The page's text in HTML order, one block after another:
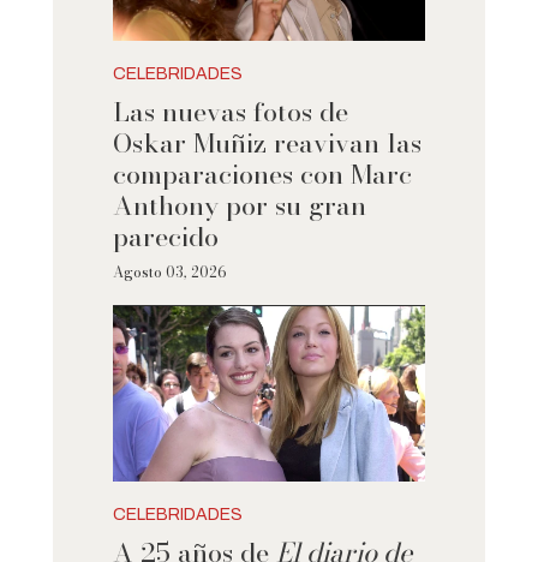
CELEBRIDADES
Las nuevas fotos de
Oskar Muñiz reavivan las
comparaciones con Marc
Anthony por su gran
parecido
Agosto 03, 2026
CELEBRIDADES
A 25 años de El diario de